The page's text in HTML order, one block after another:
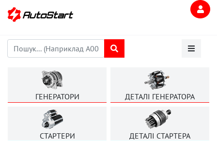
ГЕНЕРАТОРИ ДЕТАЛІ ГЕНЕРАТОРА
СТАРТЕРИ ДЕТАЛІ СТАРТЕРА